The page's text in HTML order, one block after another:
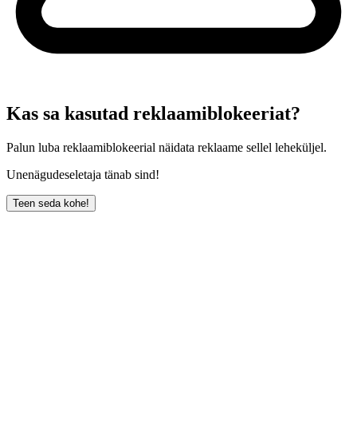
Kas sa kasutad reklaamiblokeeriat?
Palun luba reklaamiblokeerial näidata reklaame sellel leheküljel.
Unenägudeseletaja tänab sind!
Teen seda kohe!